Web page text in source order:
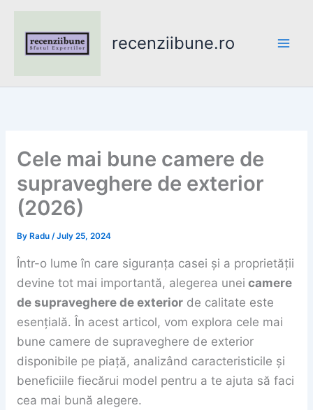
content
recenziibune.ro
Cele mai bune camere de
supraveghere de exterior
(2026)
By Radu /July 25, 2024
Într-o lume în care siguranța casei și a proprietății
devine tot mai importantă, alegerea unei camere
de supraveghere de exteriorde calitate este
esențială. În acest articol, vom explora cele mai
bune camere de supraveghere de exterior
disponibile pe piață, analizând caracteristicile și
beneficiile fiecărui model pentru a te ajuta să faci
cea mai bună alegere.